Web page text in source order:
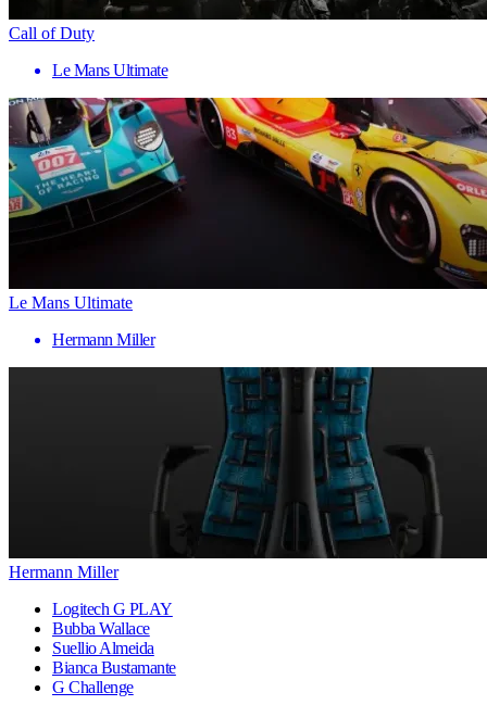
Call of Duty
Le Mans Ultimate
Le Mans Ultimate
Hermann Miller
Hermann Miller
Logitech G PLAY
Bubba Wallace
Suellio Almeida
Bianca Bustamante
G Challenge